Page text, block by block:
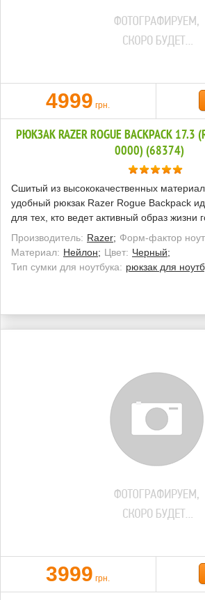
4999 грн.
РЮКЗАК RAZER ROGUE BACKPACK
0000) (68374)
Сшитый из высококачественных
удобный рюкзак Razer Rogue Backpack
для тех, кто ведет активный образ жизни
Производитель: Razer; Форм-фактор
Материал: Нейлон; Цвет: Черный;
Тип сумки для ноутбука: рюкзак для
3999 грн.